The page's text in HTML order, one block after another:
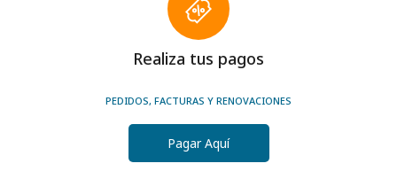
Realiza tus pagos
PEDIDOS, FACTURAS Y RENOVACIONES
Pagar Aquí